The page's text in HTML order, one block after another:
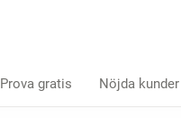
Prova gratis Nöjda kunder